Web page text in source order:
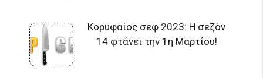
Κορυφαίος σεφ 2023: Η σεζόν
14 φτάνει την 1η Μαρτίου!